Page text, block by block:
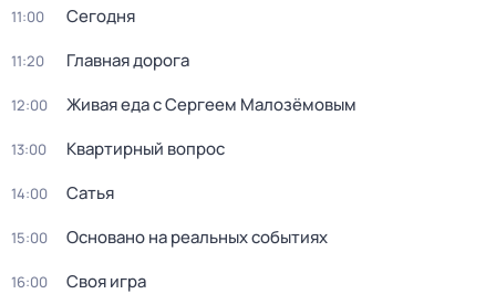
11:00 Сегодня
11:20 Главная дорога
12:00 Живая еда с Сергеем Малозёмовым
13:00 Квартирный вопрос
14:00 Сатья
15:00 Основано на реальных событиях
16:00 Своя игра